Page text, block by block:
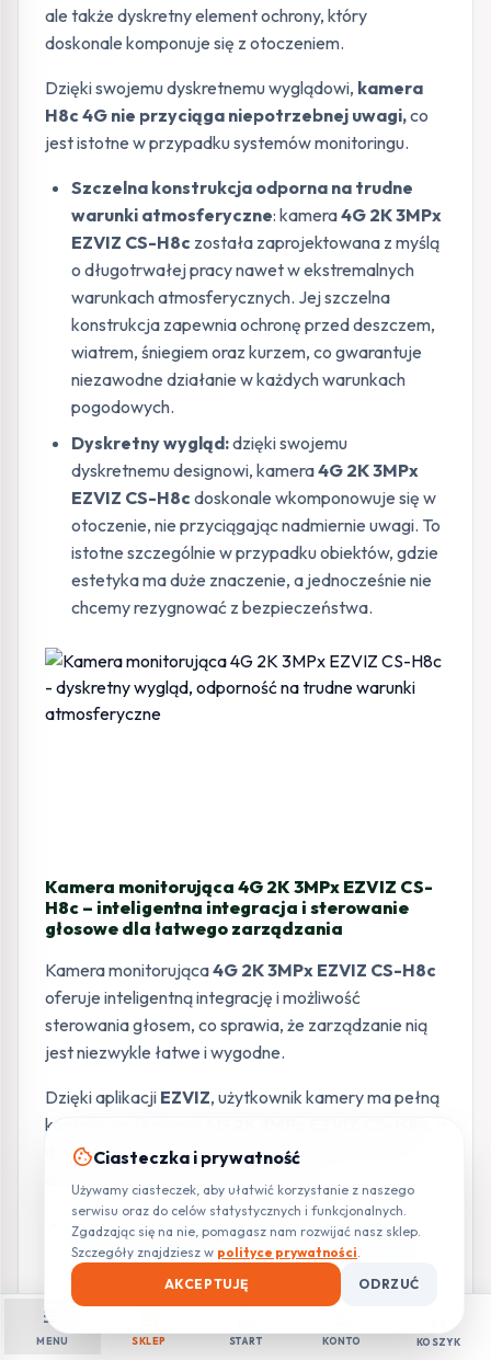
menu
MENU SKLEP START KONTO KOSZYK
ale także dyskretny element ochrony, który
doskonale komponuje się z otoczeniem.
Dzięki swojemu dyskretnemu wyglądowi, kamera
H8c 4G nie przyciąga niepotrzebnej uwagi,co
jest istotne w przypadku systemów monitoringu.
Szczelna konstrukcja odporna na trudne
warunki atmosferyczne: kamera4G 2K 3MPx
EZVIZ CS-H8c została zaprojektowana z myślą
o długotrwałej pracy nawet w ekstremalnych
warunkach atmosferycznych. Jej szczelna
konstrukcja zapewnia ochronę przed deszczem,
wiatrem, śniegiem oraz kurzem, co gwarantuje
niezawodne działanie w każdych warunkach
pogodowych.
Dyskretny wygląd:dzięki swojemu
dyskretnemu designowi, kamera4G 2K 3MPx
EZVIZ CS-H8cdoskonale wkomponowuje się w
otoczenie, nie przyciągając nadmiernie uwagi. To
istotne szczególnie w przypadku obiektów, gdzie
estetyka ma duże znaczenie, a jednocześnie nie
chcemy rezygnować z bezpieczeństwa.
Kamera monitorująca 4G 2K 3MPx EZVIZ CS-
H8c – inteligentna integracja i sterowanie
głosowe dla łatwego zarządzania
Kamera monitorująca4G 2K 3MPx EZVIZ CS-H8c
oferuje inteligentną integrację i możliwość
sterowania głosem, co sprawia, że zarządzanie nią
jest niezwykle łatwe i wygodne.
Dzięki aplikacji EZVIZ, użytkownik kamery ma pełną
kontrolę nad kamerą
dodatkowo może korzystać z poleceń głosowych,
aby wygodnie sterować urządzeniem.
Łatwe zarządzanie za pomocą aplikacji
EZVIZ:aplikacjaEZVIZ zapewnia intuicyjny
interfejs użytkownika
, umożliwiający łatwe
zarządzanie kamerąH8c 4G. Dzięki tej aplikacji,
użytkownik może przeglądać obraz z kamery,
cookieCiasteczka i prywatność
Używamy ciasteczek, aby ułatwić korzystanie z naszego
serwisu oraz do celów statystycznych i funkcjonalnych.
Zgadzając się na nie, pomagasz nam rozwijać nasz sklep.
Szczegóły znajdziesz w polityce prywatności.
AKCEPTUJĘ
ODRZUĆ